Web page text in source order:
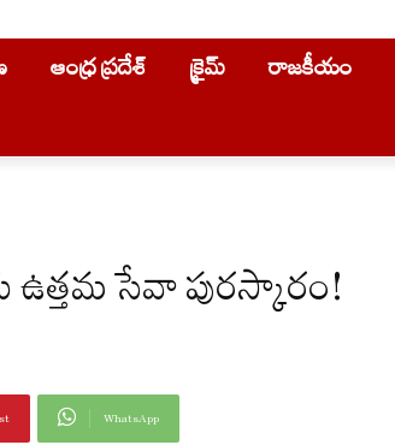
ఆంధ్ర ప్రదేశ్ క్రైమ్ రాజకీయం
ఉత్తమ సేవా పురస్కారం!
WhatsApp